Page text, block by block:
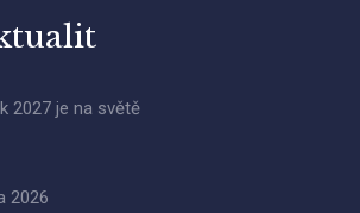
2027 je na světě
2026